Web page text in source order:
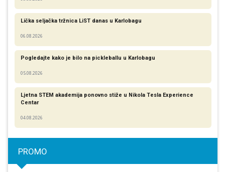
Lička seljačka tržnica LiST danas u Karlobagu
06.08.2026
Pogledajte kako je bilo na pickleballu u Karlobagu
05.08.2026
Ljetna STEM akademija ponovno stiže u Nikola Tesla Experience
Centar
04.08.2026
PROMO